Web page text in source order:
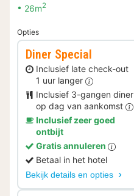
26m2
Opties
Diner Special
Inclusief late check-out
1 uur langer
Inclusief 3-gangen diner
op dag van aankomst
Inclusief zeer goed
ontbijt
Gratis annuleren
Betaal in het hotel
Bekijk details en opties